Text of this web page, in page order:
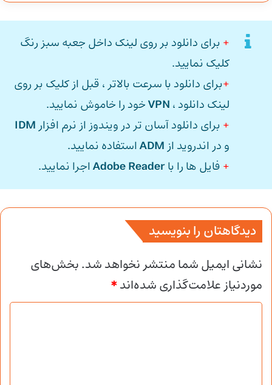
+ برای دانلود بر روی لینک داخل جعبه سبز رنگ
کلیک نمایید.
+برای دانلود با سرعت بالاتر ، قبل از کلیک بر روی
لینک دانلود ، VPNخود را خاموش نمایید.
+ برای دانلود آسان تر در ویندوز از نرم افزار IDM
و در اندروید از ADMاستفاده نمایید.
+ فایل ها را باAdobe Readerاجرا نمایید.
دیدگاهتان را بنویسید
نشانی ایمیل شما منتشر نخواهد شد.بخش‌های
موردنیاز علامت‌گذاری شده‌اند*
د